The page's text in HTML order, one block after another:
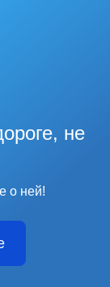
не
о ней!